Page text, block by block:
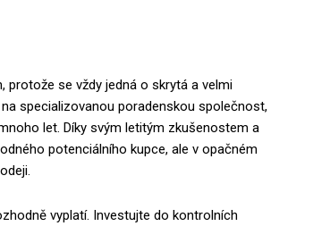
protože se vždy jedná o skrytá a velmi
specializovanou poradenskou společnost,
let. Díky svým letitým zkušenostem a
potenciálního kupce, ale v opačném
vyplatí. Investujte do kontrolních